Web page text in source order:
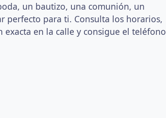
un bautizo, una comunión, un
perfecto para ti. Consulta los horarios,
en la calle y consigue el teléfono